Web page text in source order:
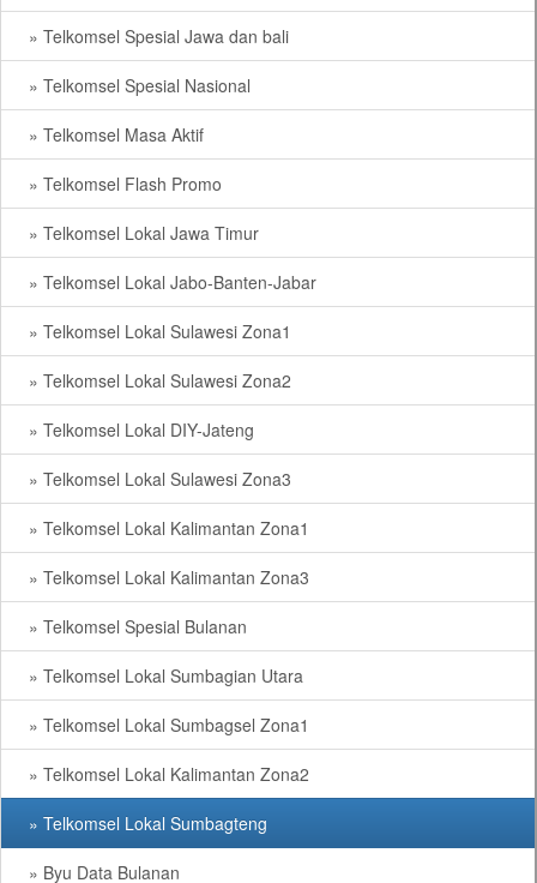
» Telkomsel Spesial Jawa dan bali
» Telkomsel Spesial Nasional
» Telkomsel Masa Aktif
» Telkomsel Flash Promo
» Telkomsel Lokal Jawa Timur
» Telkomsel Lokal Jabo-Banten-Jabar
» Telkomsel Lokal Sulawesi Zona1
» Telkomsel Lokal Sulawesi Zona2
» Telkomsel Lokal DIY-Jateng
» Telkomsel Lokal Sulawesi Zona3
» Telkomsel Lokal Kalimantan Zona1
» Telkomsel Lokal Kalimantan Zona3
» Telkomsel Spesial Bulanan
» Telkomsel Lokal Sumbagian Utara
» Telkomsel Lokal Sumbagsel Zona1
» Telkomsel Lokal Kalimantan Zona2
» Telkomsel Lokal Sumbagteng
» Byu Data Bulanan